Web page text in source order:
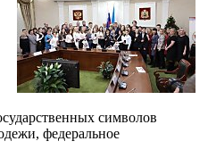
символов
федеральное